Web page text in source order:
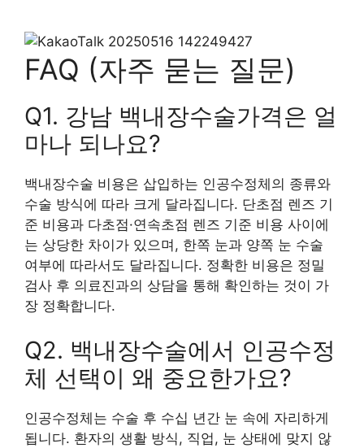
FAQ (자주 묻는 질문)
Q1. 강남 백내장수술가격은 얼
마나 되나요?
백내장수술 비용은 삽입하는 인공수정체의 종류와
수술 방식에 따라 크게 달라집니다. 단초점 렌즈 기
준 비용과 다초점·연속초점 렌즈 기준 비용 사이에
는 상당한 차이가 있으며, 한쪽 눈과 양쪽 눈 수술
여부에 따라서도 달라집니다. 정확한 비용은 정밀
검사 후 의료진과의 상담을 통해 확인하는 것이 가
장 정확합니다.
Q2. 백내장수술에서 인공수정
체 선택이 왜 중요한가요?
인공수정체는 수술 후 수십 년간 눈 속에 자리하게
됩니다. 환자의 생활 방식, 직업, 눈 상태에 맞지 않